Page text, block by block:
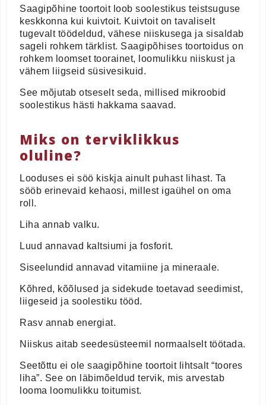
Saagipõhine toortoit loob soolestikus teistsuguse
keskkonna kui kuivtoit. Kuivtoit on tavaliselt
tugevalt töödeldud, vähese niiskusega ja sisaldab
sageli rohkem tärklist. Saagipõhises toortoidus on
rohkem loomset toorainet, loomulikku niiskust ja
vähem liigseid süsivesikuid.
See mõjutab otseselt seda, millised mikroobid
soolestikus hästi hakkama saavad.
Miks on terviklikkus
oluline?
Looduses ei söö kiskja ainult puhast lihast. Ta
sööb erinevaid kehaosi, millest igaühel on oma
roll.
Liha annab valku.
Luud annavad kaltsiumi ja fosforit.
Siseelundid annavad vitamiine ja mineraale.
Kõhred, kõõlused ja sidekude toetavad seedimist,
liigeseid ja soolestiku tööd.
Rasv annab energiat.
Niiskus aitab seedesüsteemil normaalselt töötada.
Seetõttu ei ole saagipõhine toortoit lihtsalt “toores
liha”. See on läbimõeldud tervik, mis arvestab
looma loomulikku toitumist.